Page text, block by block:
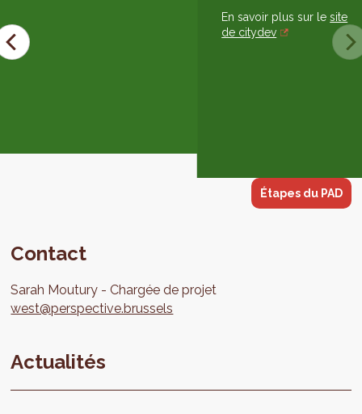
En savoir plus sur lesite
de citydev
Étapes du PAD
Contact
Sarah Moutury
Chargée de projet
west@perspective.brussels
Actualités